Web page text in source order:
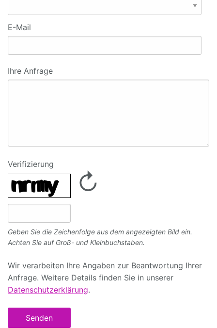
E-Mail
Ihre Anfrage
Verifizierung
↻
Geben Sie die Zeichenfolge aus dem angezeigten Bild ein.
Achten Sie auf Groß- und Kleinbuchstaben.
Wir verarbeiten Ihre Angaben zur Beantwortung Ihrer
Anfrage. Weitere Details finden Sie in unserer
Datenschutzerklärung.
Senden